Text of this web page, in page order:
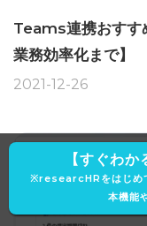
Teams連携おすす
業務効率化まで】
2021-12-26
【すぐわ
※researcHRをはじめ
本機能